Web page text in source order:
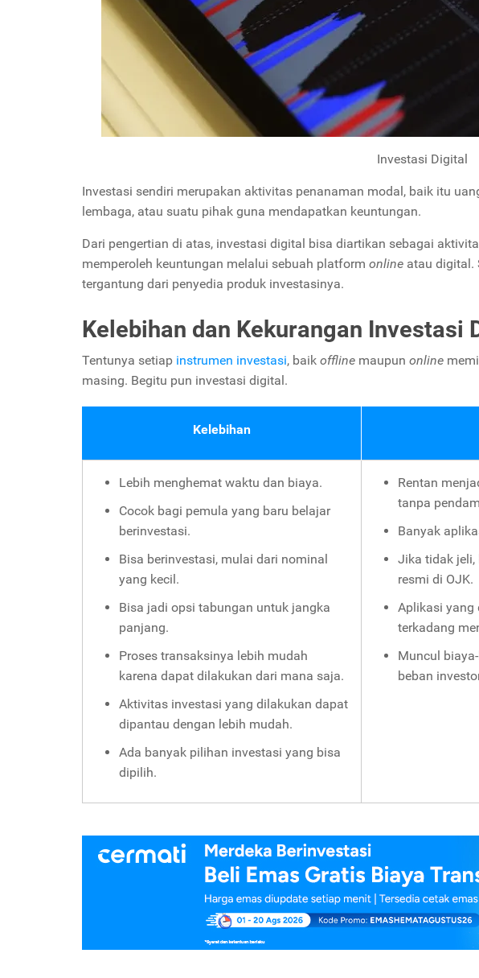
Investasi Digital
Investasi sendiri merupakan aktivitas penanaman modal, baik itu
lembaga, atau suatu pihak guna mendapatkan keuntungan.
Dari pengertian di atas, investasi digital bisa diartikan sebagai
memperoleh keuntungan melalui sebuah platform online atau digital.
tergantung dari penyedia produk investasinya.
Kelebihan dan Kekurangan Investasi
Tentunya setiap instrumen investasi, baik offline maupun online
masing. Begitu pun investasi digital.
Kelebihan
Lebih menghemat waktu dan biaya.
Cocok bagi pemula yang baru belajar
berinvestasi.
Bisa berinvestasi, mulai dari nominal
yang kecil.
Bisa jadi opsi tabungan untuk jangka
panjang.
Proses transaksinya lebih mudah
karena dapat dilakukan dari mana saja.
Aktivitas investasi yang dilakukan dapat
dipantau dengan lebih mudah.
Ada banyak pilihan investasi yang bisa
dipilih.
Rentan
tanpa
Banyak
Jika tidak
resmi di OJK.
Aplikasi yang
terkadang
Muncul
beban